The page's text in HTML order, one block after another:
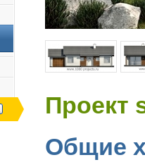
Проект
Общие